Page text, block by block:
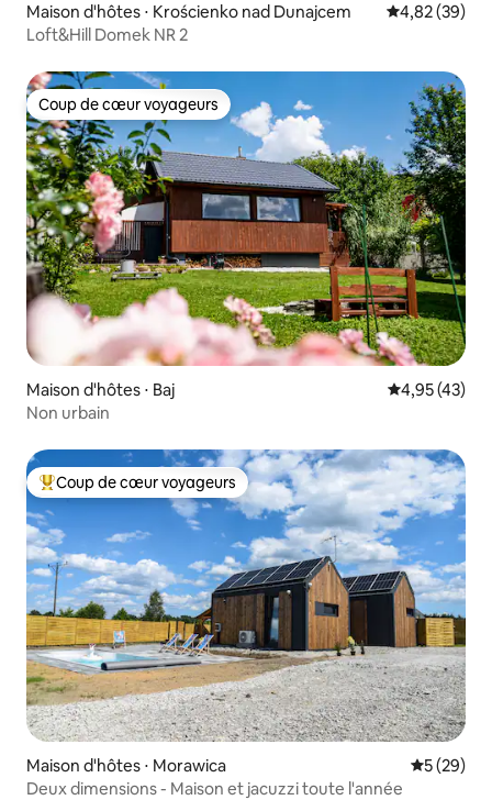
Maison d'hôtes ⋅ Krościenko nad Dunajcem Évaluation
4,82 (39)
Loft&Hill Domek NR 2
Coup de cœur voyageurs
Coup de cœur voyageurs
Maison d'hôtes ⋅ Baj Évaluation
4,95 (43)
Non urbain
Coups de cœur voyageurs les plus appréciés
Coup de cœur voyageurs
Maison d'hôtes ⋅ Morawica
5 (29)
Deux dimensions - Maison et jacuzzi toute l'année